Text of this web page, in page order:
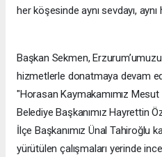
her köşesinde aynı sevdayı,
Başkan Sekmen,
hizmetlerle donatmaya devam
"Horasan Kaymakamımız
Belediye Başkanımız Hayrettin
İlçe Başkanımız Ünal Tahiroğlu
yürütülen çalışmaları yerinde